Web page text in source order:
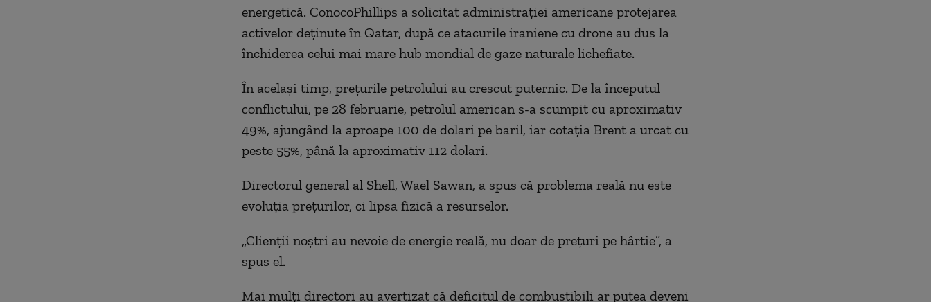
energetică. ConocoPhillips a solicitat administraţiei americane protejarea
activelor deţinute în Qatar, după ce atacurile iraniene cu drone au dus la
închiderea celui mai mare hub mondial de gaze naturale lichefiate.
În acelaşi timp, preţurile petrolului au crescut puternic. De la începutul
conflictului, pe 28 februarie, petrolul american s-a scumpit cu aproximativ
49%, ajungând la aproape 100 de dolari pe baril, iar cotaţia Brent a urcat cu
peste 55%, până la aproximativ 112 dolari.
Directorul general al Shell, Wael Sawan, a spus că problema reală nu este
evoluţia preţurilor, ci lipsa fizică a resurselor.
„Clienţii noştri au nevoie de energie reală, nu doar de preţuri pe hârtie”, a
spus el.
Mai mulţi directori au avertizat că deficitul de combustibili ar putea deveni